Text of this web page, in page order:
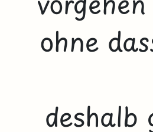
ohne
deshalb